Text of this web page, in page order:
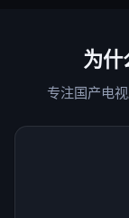
为什
专注国产电